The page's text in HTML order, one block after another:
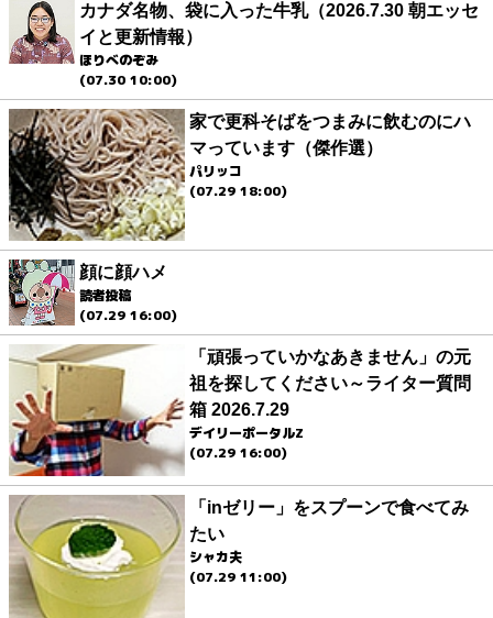
カナダ名物、袋に入った牛乳（2026.7.30 朝エッセ
イと更新情報）
ほりべのぞみ
(07.30 10:00)
家で更科そばをつまみに飲むのにハ
マっています（傑作選）
パリッコ
(07.29 18:00)
顔に顔ハメ
読者投稿
(07.29 16:00)
「頑張っていかなあきません」の元
祖を探してください～ライター質問
箱 2026.7.29
デイリーポータルZ
(07.29 16:00)
「inゼリー」をスプーンで食べてみ
たい
シャカ夫
(07.29 11:00)